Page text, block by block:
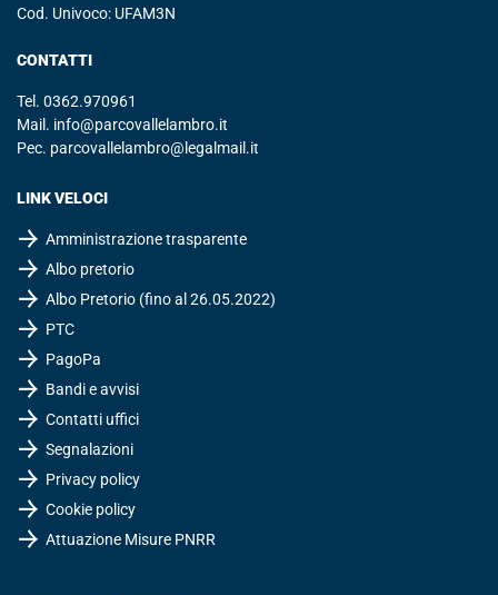
Cod. Univoco: UFAM3N
CONTATTI
Tel. 0362.970961
Mail. info@parcovallelambro.it
Pec. parcovallelambro@legalmail.it
LINK VELOCI
Amministrazione trasparente
Albo pretorio
Albo Pretorio (fino al 26.05.2022)
PTC
PagoPa
Bandi e avvisi
Contatti uffici
Segnalazioni
Privacy policy
Cookie policy
Attuazione Misure PNRR